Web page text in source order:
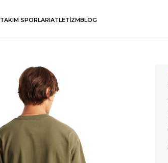
TAKIM SPORLARIATLETİZMBLOG